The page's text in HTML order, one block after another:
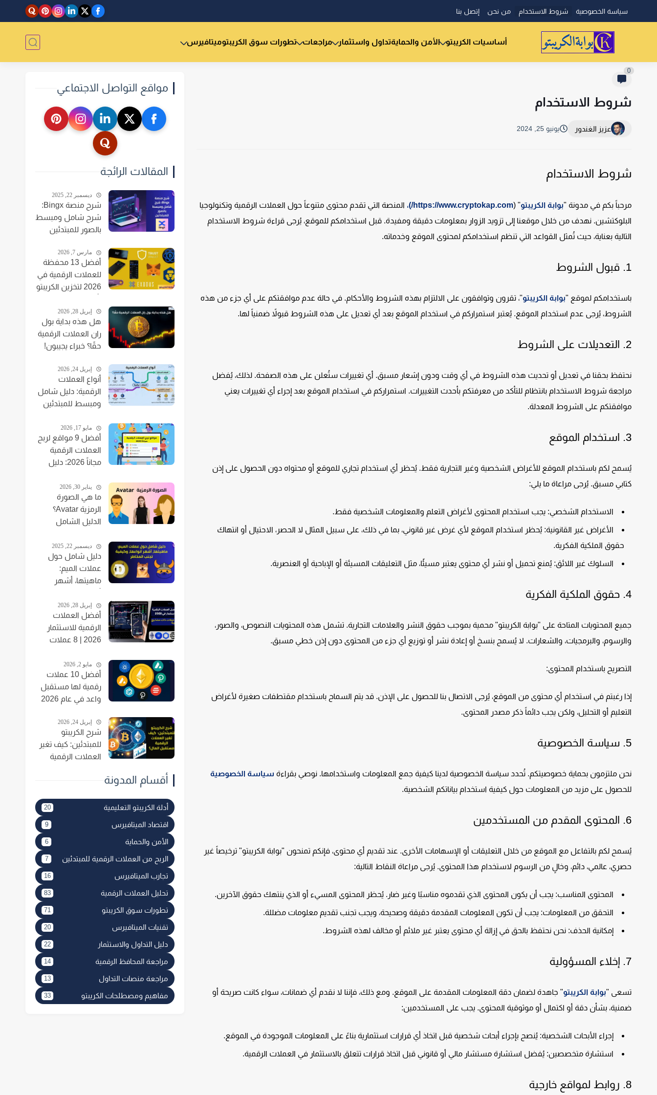
سياسة الخصوصية شروط الاستخدام من نحن إتصل بنا
أساسيات الكريبتو الأمن والحمايةتداول واستثمار مراجعات تطورات سوق الكريبتوميتافيرس
0
شروط الاستخدام
عزيز الغندور يونيو 25, 2024
شروط الاستخدام
مرحباً بكم في مدونة "بوابة الكريبتو" (https://www.cryptokap.com/)،
المنصة التي تقدم محتوى متنوعاً حول العملات الرقمية وتكنولوجيا
البلوكتشين. نهدف من خلال موقعنا إلى تزويد الزوار بمعلومات دقيقة ومفيدة. قبل استخدامكم للموقع، يُرجى قراءة شروط الاستخدام
التالية بعناية، حيث تُمثل القواعد التي تنظم استخدامكم لمحتوى الموقع وخدماته.
1. قبول الشروط
باستخدامكم لموقع "بوابة الكريبتو"، تقرون وتوافقون على الالتزام بهذه الشروط والأحكام. في حالة عدم موافقتكم على أي جزء من هذه
الشروط، يُرجى عدم استخدام الموقع. يُعتبر استمراركم في استخدام الموقع بعد أي تعديل على هذه الشروط قبولاً ضمنياً لها.
2. التعديلات على الشروط
نحتفظ بحقنا في تعديل أو تحديث هذه الشروط في أي وقت ودون إشعار مسبق. أي تغييرات ستُعلن على هذه الصفحة. لذلك، يُفضل
مراجعة شروط الاستخدام بانتظام للتأكد من معرفتكم بأحدث التغييرات. استمراركم في استخدام الموقع بعد إجراء أي تغييرات يعني
موافقتكم على الشروط المعدلة.
3. استخدام الموقع
يُسمح لكم باستخدام الموقع للأغراض الشخصية وغير التجارية فقط. يُحظر أي استخدام تجاري للموقع أو محتواه دون الحصول على إذن
كتابي مسبق. يُرجى مراعاة ما يلي:
الاستخدام الشخصي: يجب استخدام المحتوى لأغراض التعلم والمعلومات الشخصية فقط.
الأغراض غير القانونية: يُحظر استخدام الموقع لأي غرض غير قانوني، بما في ذلك، على سبيل المثال لا الحصر، الاحتيال أو انتهاك
حقوق الملكية الفكرية.
السلوك غير اللائق: يُمنع تحميل أو نشر أي محتوى يعتبر مسيئًا، مثل التعليقات المسيئة أو الإباحية أو العنصرية.
4. حقوق الملكية الفكرية
جميع المحتويات المتاحة على "بوابة الكريبتو" محمية بموجب حقوق النشر والعلامات التجارية. تشمل هذه المحتويات النصوص، والصور،
والرسوم، والبرمجيات، والشعارات. لا يُسمح بنسخ أو إعادة نشر أو توزيع أي جزء من المحتوى دون إذن خطي مسبق.
التصريح باستخدام المحتوى:
إذا رغبتم في استخدام أي محتوى من الموقع، يُرجى الاتصال بنا للحصول على الإذن. قد يتم السماح باستخدام مقتطفات صغيرة لأغراض
التعليم أو التحليل، ولكن يجب دائماً ذكر مصدر المحتوى.
5. سياسة الخصوصية
نحن ملتزمون بحماية خصوصيتكم. تُحدد سياسة الخصوصية لدينا كيفية جمع المعلومات واستخدامها. نوصي بقراءة سياسة الخصوصية
للحصول على مزيد من المعلومات حول كيفية استخدام بياناتكم الشخصية.
6. المحتوى المقدم من المستخدمين
يُسمح لكم بالتفاعل مع الموقع من خلال التعليقات أو الإسهامات الأخرى. عند تقديم أي محتوى، فإنكم تمنحون "بوابة الكريبتو" ترخيصاً غير
حصري، عالمي، دائم، وخالٍ من الرسوم لاستخدام هذا المحتوى. يُرجى مراعاة النقاط التالية:
المحتوى المناسب: يجب أن يكون المحتوى الذي تقدموه مناسبًا وغير ضار. يُحظر المحتوى المسيء أو الذي ينتهك حقوق الآخرين.
التحقق من المعلومات: يجب أن تكون المعلومات المقدمة دقيقة وصحيحة، ويجب تجنب تقديم معلومات مضللة.
إمكانية الحذف: نحن نحتفظ بالحق في إزالة أي محتوى يعتبر غير ملائم أو مخالف لهذه الشروط.
7. إخلاء المسؤولية
تسعى "بوابة الكريبتو" جاهدة لضمان دقة المعلومات المقدمة على الموقع. ومع ذلك، فإننا لا نقدم أي ضمانات، سواء كانت صريحة أو
ضمنية، بشأن دقة أو اكتمال أو موثوقية المحتوى. يجب على المستخدمين:
إجراء الأبحاث الشخصية: يُنصح بإجراء أبحاث شخصية قبل اتخاذ أي قرارات استثمارية بناءً على المعلومات الموجودة في الموقع.
استشارة متخصصين: يُفضل استشارة مستشار مالي أو قانوني قبل اتخاذ قرارات تتعلق بالاستثمار في العملات الرقمية.
8. روابط لمواقع خارجية
مواقع التواصل الاجتماعي
المقالات الرائجة
ديسمبر 22, 2025
شرح منصة Bingx:
شرح شامل ومبسط
بالصور للمبتدئين
مارس 7, 2026
أفضل 13 محفظة
للعملات الرقمية في
2026 لتخزين الكريبتو
إبريل 28, 2026
هل هذه بداية بول
ران العملات الرقمية
حقًا؟ خبراء يجيبون!
إبريل 24, 2026
أنواع العملات
الرقمية: دليل شامل
ومبسط للمبتدئين
مايو 17, 2026
أفضل 9 مواقع لربح
العملات الرقمية
مجاناً 2026: دليل
يناير 30, 2026
ما هي الصورة
الرمزية Avatar؟
الدليل الشامل
ديسمبر 22, 2025
دليل شامل حول
عملات الميم:
ماهيتها، أشهر
تجنب المخاطر
إبريل 28, 2026
أفضل العملات
الرقمية للاستثمار
2026 | 8 عملات
مايو 2, 2026
أفضل 10 عملات
رقمية لها مستقبل
واعد في عام 2026
إبريل 24, 2026
شرح الكريبتو
للمبتدئين: كيف تغير
العملات الرقمية
أقسام المدونة
أدلة الكريبتو التعليمية 20
اقتصاد الميتافيرس 9
الأمن والحماية 6
الربح من العملات الرقمية للمبتدئين 7
تجارب الميتافيرس 16
تحليل العملات الرقمية 83
تطورات سوق الكريبتو 71
تقنيات الميتافيرس 20
دليل التداول والاستثمار 22
مراجعة المحافظ الرقمية 14
مراجعة منصات التداول 13
مفاهيم ومصطلحات الكريبتو 33